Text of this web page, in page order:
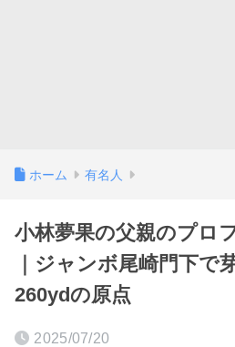
ホーム 有名人
小林夢果の父親のプロ
｜ジャンボ尾崎門下で
260ydの原点
2025/07/20